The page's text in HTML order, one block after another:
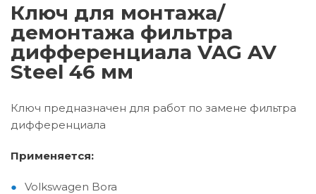
Ключ для монтажа/
демонтажа фильтра
дифференциала VAG AV
Steel 46 мм
Ключ предназначен для работ по замене фильтра
дифференциала
Применяется:
Volkswagen Bora